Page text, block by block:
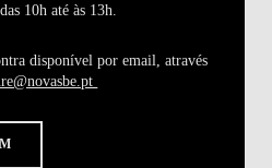
10h até às 13h.
disponível por email, através